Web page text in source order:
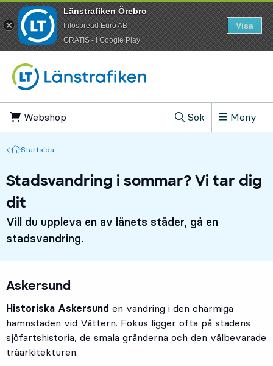
Webshop
Sök
, Visa sökfältet
Meny
Startsida
Startsida
Stadsvandring i sommar? Vi tar dig
dit
Vill du uppleva en av länets städer, gå en
stadsvandring.
Askersund
Historiska Askersund en vandring i den charmiga
hamnstaden vid Vättern. Fokus ligger ofta på stadens
sjöfartshistoria, de smala gränderna och den välbevarade
träarkitekturen.
Länstrafiken Örebro
Infospread Euro AB
​GRATIS - i Google Play
Visa